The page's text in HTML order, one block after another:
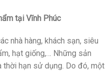
tại Vĩnh Phúc
nhà hàng, khách sạn, siêu
hạt giống,… Những sản
hạn sử dụng. Do đó, một